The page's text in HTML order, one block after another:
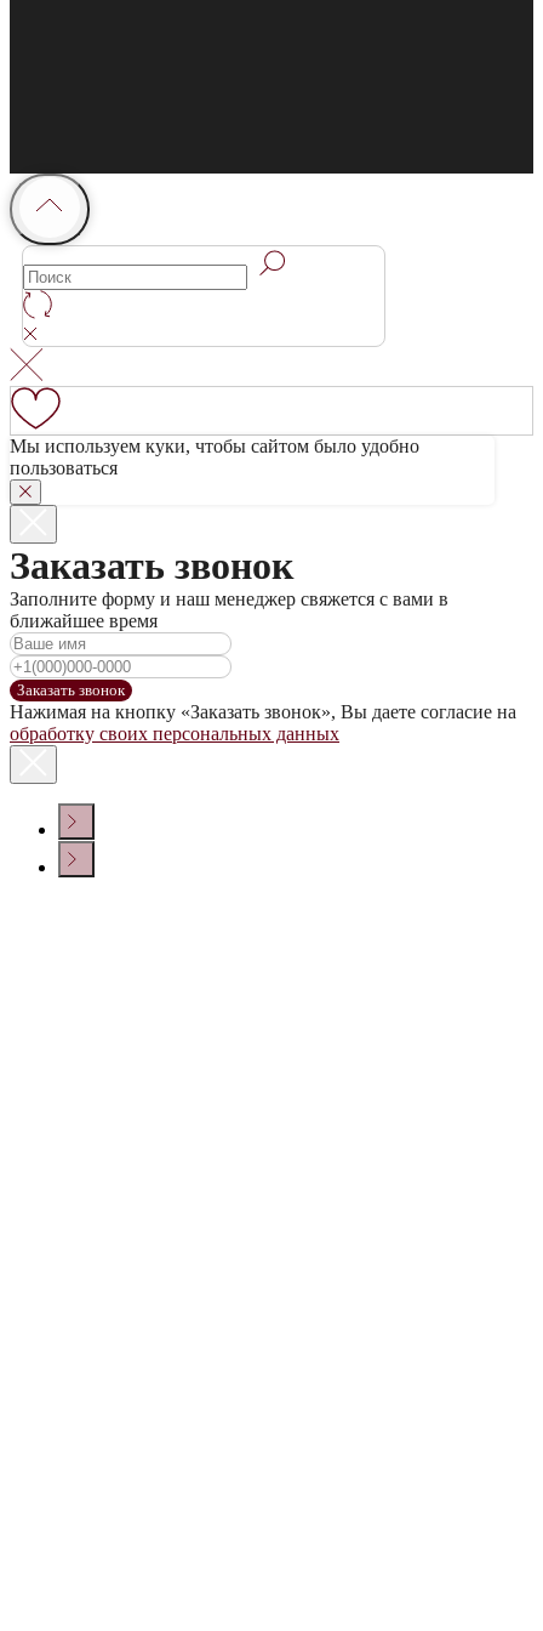
Мы используем куки, чтобы сайтом было удобно
пользоваться
Заказать звонок
Заполните форму и наш менеджер свяжется с вами в
ближайшее время
Заказать звонок
Нажимая на кнопку «Заказать звонок», Вы даете согласие на
обработку своих персональных данных